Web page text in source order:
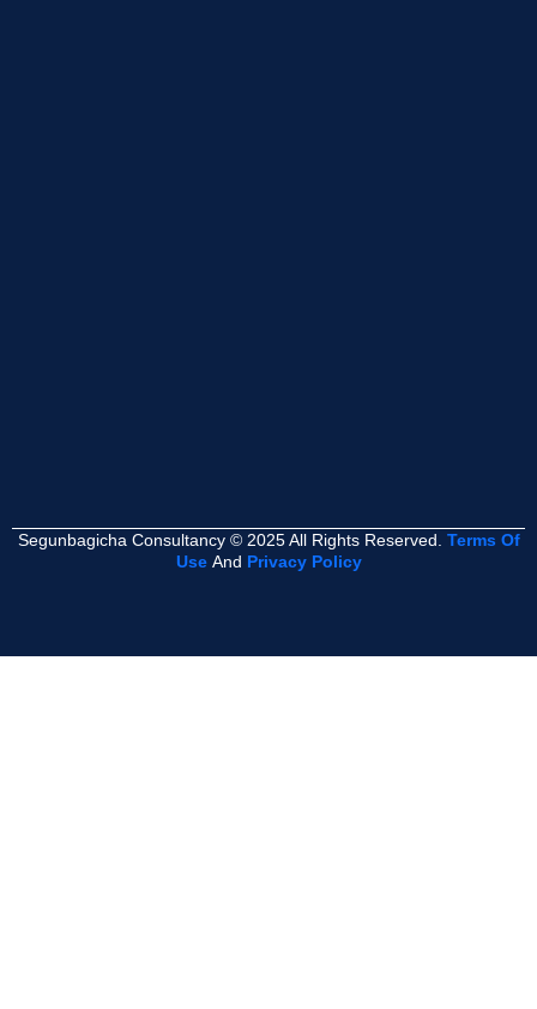
Segunbagicha Consultancy © 2025 All Rights Reserved. Terms Of
Use And Privacy Policy